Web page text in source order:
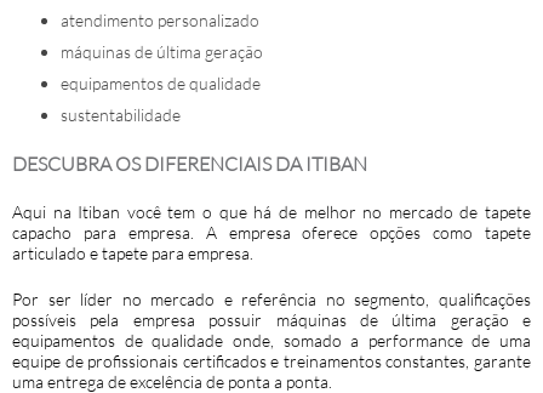
atendimento personalizado
máquinas de última geração
equipamentos de qualidade
sustentabilidade
DESCUBRA OS DIFERENCIAIS DA ITIBAN
Aqui na Itiban você tem o que há de melhor no mercado de tapete
capacho para empresa . A empresa oferece opções como tapete
articulado e tapete para empresa.
Por ser líder no mercado e referência no segmento, qualificações
possíveis pela empresa possuir máquinas de última geração e
equipamentos de qualidade onde, somado a performance de uma
equipe de profissionais certificados e treinamentos constantes, garante
uma entrega de excelência de ponta a ponta.